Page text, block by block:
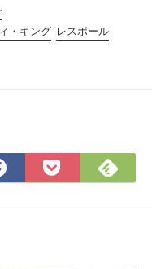
・キング レスポール
Facebook
で
Pocket
に
で